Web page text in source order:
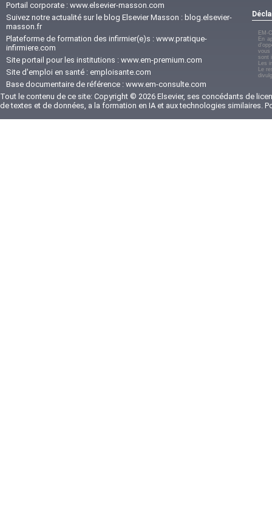
Portail corporate : www.elsevier-masson.com
Suivez notre actualité sur le blog Elsevier Masson : blog.elsevier-
masson.fr
Plateforme de formation des infirmier(e)s : www.pratique-
infirmiere.com
Site portail pour les institutions : www.em-premium.com
Site d'emploi en santé : emploisante.com
Base documentaire de référence : www.em-consulte.com
EM-
En
vous
sont
Les
Le
Tout le contenu de ce site: Copyright © 2026 Elsevier, ses concédants de
de textes et de données, a la formation en IA et aux technologies similaires.